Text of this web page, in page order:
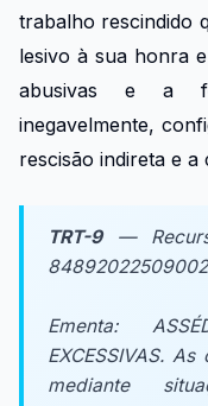
trabalho rescindido
lesivo à sua honra
abusivas e a
inegavelmente,
rescisão indireta e
TRT-9—
Ementa:
EXCESSIVAS.
mediante